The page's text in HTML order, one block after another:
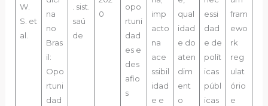
W.
S. et
al.
na
no
Bras
il:
Opo
rtuni
dad
. sist.
saú
de
0
opo
rtuni
dad
es e
des
afio
s
imp
acto
na
ace
ssibil
idad
e e
qual
idad
e do
aten
dim
ent
o
essi
dad
e de
polít
icas
públ
icas
fram
ewo
rk
reg
ulat
ório
e